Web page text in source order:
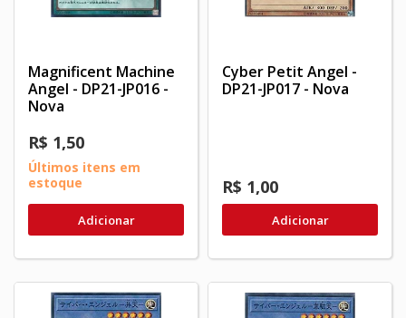
Magnificent Machine
Angel - DP21-JP016 -
Nova
R$ 1,50
Últimos itens em
estoque
Adicionar
Cyber Petit Angel -
DP21-JP017 - Nova
R$ 1,00
Adicionar